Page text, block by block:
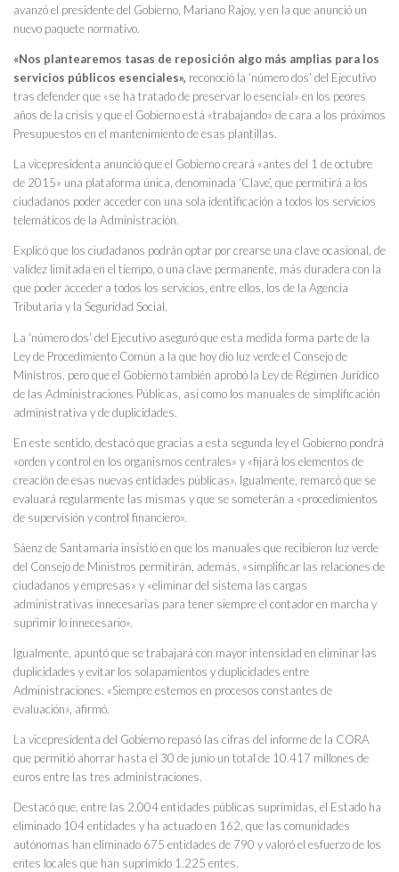
avanzó el presidente del Gobierno, Mariano Rajoy, y en la que anunció un
nuevo paquete normativo.
«Nos plantearemos tasas de reposición algo más amplias para los
servicios públicos esenciales», reconoció la ‘número dos’ del Ejecutivo
tras defender que «se ha tratado de preservar lo esencial» en los peores
años de la crisis y que el Gobierno está «trabajando» de cara a los próximos
Presupuestos en el mantenimiento de esas plantillas.
La vicepresidenta anunció que el Gobierno creará «antes del 1 de octubre
de 2015» una plataforma única, denominada ‘Clave’, que permitirá a los
ciudadanos poder acceder con una sola identificación a todos los servicios
telemáticos de la Administración.
Explicó que los ciudadanos podrán optar por crearse una clave ocasional, de
validez limitada en el tiempo, o una clave permanente, más duradera con la
que poder acceder a todos los servicios, entre ellos, los de la Agencia
Tributaria y la Seguridad Social.
La ‘número dos’ del Ejecutivo aseguró que esta medida forma parte de la
Ley de Procedimiento Común a la que hoy dio luz verde el Consejo de
Ministros, pero que el Gobierno también aprobó la Ley de Régimen Jurídico
de las Administraciones Públicas, así como los manuales de simplificación
administrativa y de duplicidades.
En este sentido, destacó que gracias a esta segunda ley el Gobierno pondrá
«orden y control en los organismos centrales» y «fijará los elementos de
creación de esas nuevas entidades públicas». Igualmente, remarcó que se
evaluará regularmente las mismas y que se someterán a «procedimientos
de supervisión y control financiero».
Sáenz de Santamaría insistió en que los manuales que recibieron luz verde
del Consejo de Ministros permitirán, además, «simplificar las relaciones de
ciudadanos y empresas» y «eliminar del sistema las cargas
administrativas innecesarias para tener siempre el contador en marcha y
suprimir lo innecesario».
Igualmente, apuntó que se trabajará con mayor intensidad en eliminar las
duplicidades y evitar los solapamientos y duplicidades entre
Administraciones. «Siempre estemos en procesos constantes de
evaluación», afirmó.
La vicepresidenta del Gobierno repasó las cifras del informe de la CORA
que permitió ahorrar hasta el 30 de junio un total de 10.417 millones de
euros entre las tres administraciones.
Destacó que, entre las 2.004 entidades públicas suprimidas, el Estado ha
eliminado 104 entidades y ha actuado en 162, que las comunidades
autónomas han eliminado 675 entidades de 790 y valoró el esfuerzo de los
entes locales que han suprimido 1.225 entes.